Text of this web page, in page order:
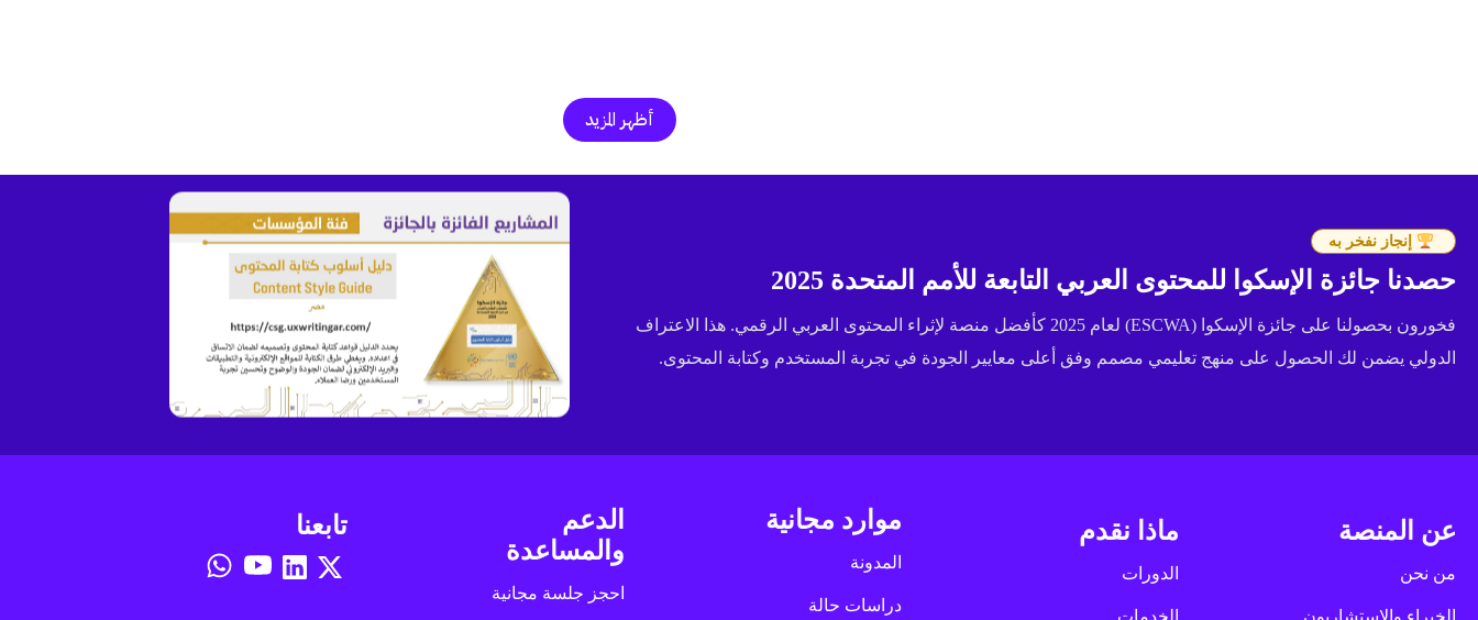
أظهر المزيد
إنجاز نفخر به
حصدنا جائزة الإسكوا للمحتوى العربي التابعة للأمم المتحدة 2025
فخورون بحصولنا على جائزة الإسكوا (ESCWA) لعام 2025 كأفضل منصة لإثراء المحتوى العربي الرقمي. هذا الاعتراف
الدولي يضمن لك الحصول على منهج تعليمي مصمم وفق أعلى معايير الجودة في تجربة المستخدم وكتابة المحتوى.
عن المنصة
من نحن
الخبراء والاستشاريون
ماذا نقدم
الدورات
الخدمات
موارد مجانية
المدونة
دراسات حالة
الدعم
والمساعدة
احجز جلسة مجانية
تابعنا